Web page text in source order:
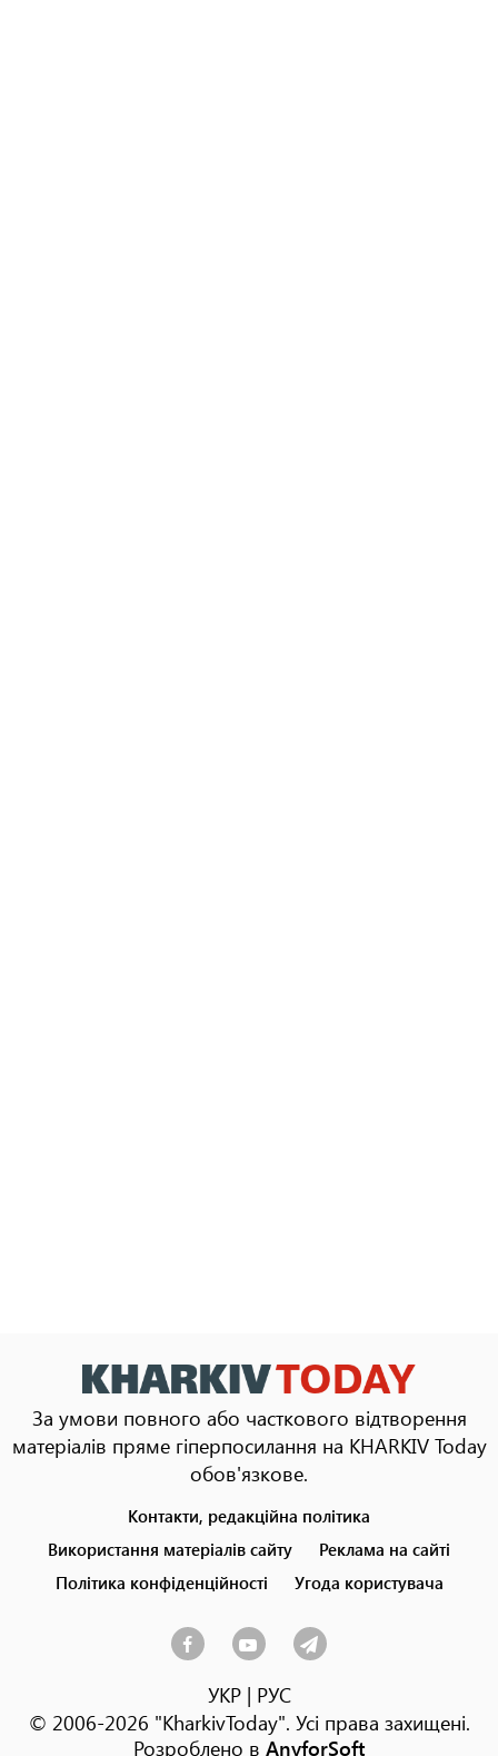
За умови повного або часткового відтворення
матеріалів пряме гіперпосилання на KHARKIV Today
обов'язкове.
menu
Контакти, редакційна політика
Використання матеріалів сайту
Реклама на сайті
Політика конфіденційності
Угода користувача
УКР| РУС
© 2006-2026 "KharkivToday". Усі права захищені.
Розроблено в AnyforSoft